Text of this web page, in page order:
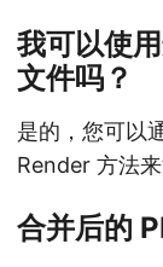
我可以使
文件吗？
是的，您可以
Render 方法来
合并后的